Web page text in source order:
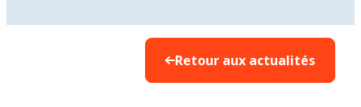
Retour aux actualités